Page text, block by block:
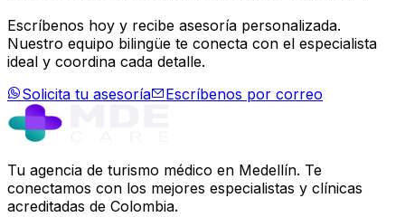
Escríbenos hoy y recibe asesoría personalizada.
Nuestro equipo bilingüe te conecta con el especialista
ideal y coordina cada detalle.
Solicita tu asesoría
Escríbenos por correo
Tu agencia de turismo médico en Medellín. Te
conectamos con los mejores especialistas y clínicas
acreditadas de Colombia.